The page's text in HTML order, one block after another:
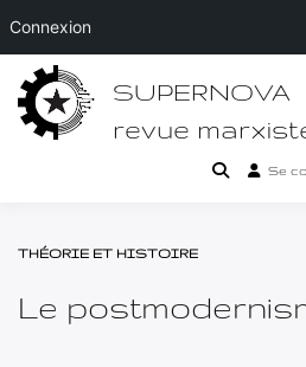
Passer
contenu
SUPERNOVA
revue
Se
THÉORIE ET HISTOIRE
Le
Connexion